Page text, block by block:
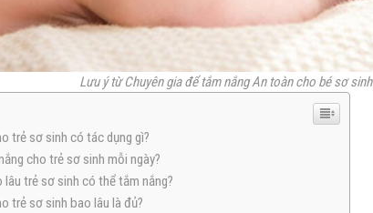
Lưu ý từ Chuyên gia để tắm nắng An toàn cho bé sơ sinh
trẻ sơ sinh có tác dụng gì?
cho trẻ sơ sinh mỗi ngày?
lâu trẻ sơ sinh có thể tắm nắng?
trẻ sơ sinh bao lâu là đủ?